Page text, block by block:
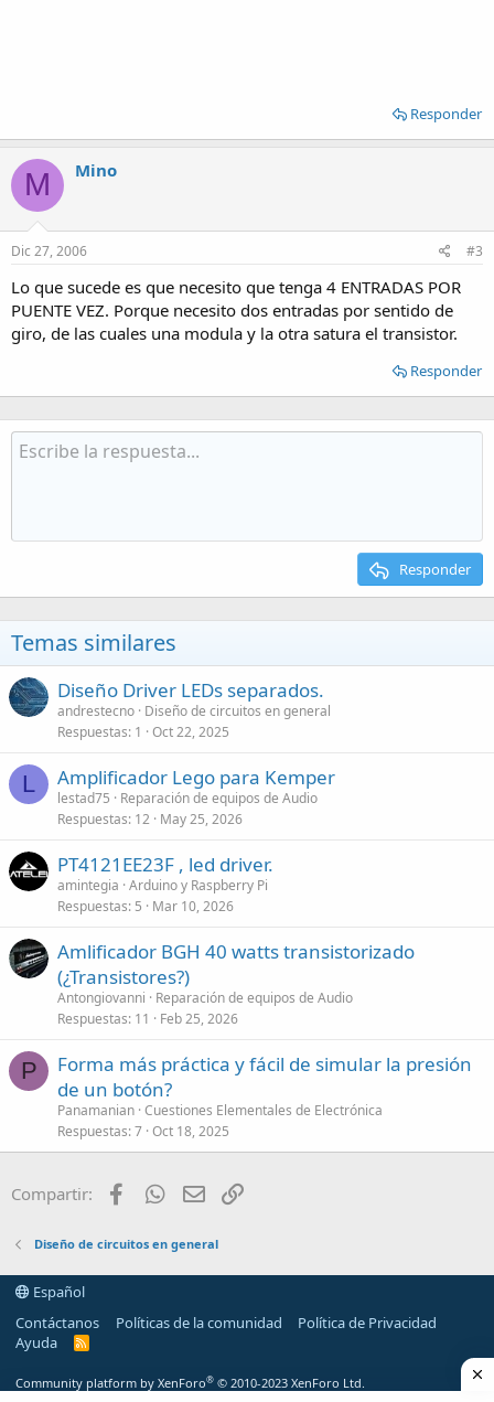
Responder
M Mino
Dic 27, 2006 #3
Lo que sucede es que necesito que tenga 4 ENTRADAS POR
PUENTE VEZ. Porque necesito dos entradas por sentido de
giro, de las cuales una modula y la otra satura el transistor.
Responder
Responder
Temas similares
Diseño Driver LEDs separados.
andrestecno Diseño de circuitos en general
Respuestas 1 Oct 22, 2025
L Amplificador Lego para Kemper
lestad75
Reparación de equipos de Audio
Respuestas 12 May 25, 2026
PT4121EE23F , led driver.
amintegia Arduino y Raspberry Pi
Respuestas 5 Mar 10, 2026
Amlificador BGH 40 watts transistorizado
(¿Transistores?)
Antongiovanni
Reparación de equipos de Audio
Respuestas 11 Feb 25, 2026
P
Forma más práctica y fácil de simular la presión
de un botón?
Panamanian Cuestiones Elementales de Electrónica
Respuestas 7 Oct 18, 2025
Compartir: FacebookWhatsApp
Email
Diseño de circuitos en general
Español
Contáctanos
Políticas de la comunidad
Política de Privacidad
Ayuda
R
Community platform by XenForo® © 2010-2023 XenForo Ltd.